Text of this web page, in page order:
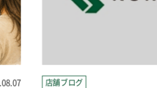
店舗ブログ